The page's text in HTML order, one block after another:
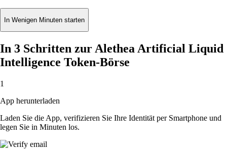
In Wenigen Minuten starten
In 3 Schritten zur Alethea Artificial Liquid
Intelligence Token-Börse
1
App herunterladen
Laden Sie die App, verifizieren Sie Ihre Identität per Smartphone und
legen Sie in Minuten los.